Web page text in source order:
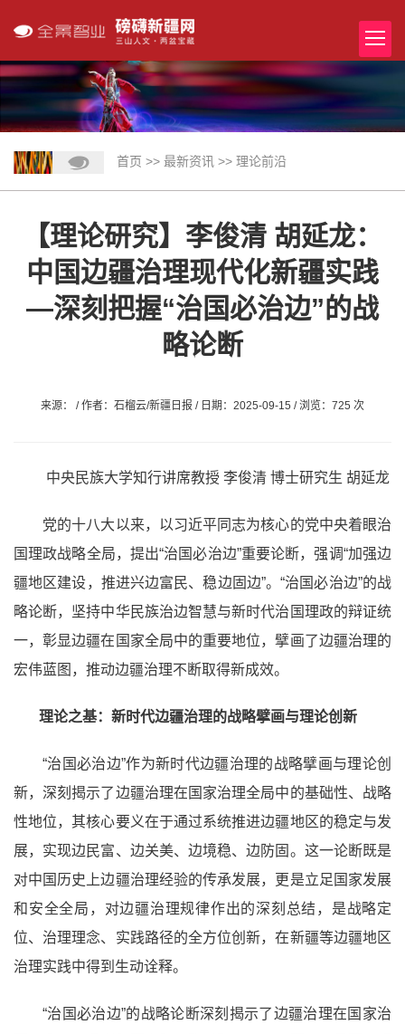
首页 >> 最新资讯 >> 理论前沿
【理论研究】李俊清 胡延龙：
中国边疆治理现代化新疆实践
—深刻把握“治国必治边”的战
略论断
来源： / 作者：石榴云/新疆日报 / 日期：2025-09-15 / 浏览：725 次
中央民族大学知行讲席教授 李俊清 博士研究生 胡延龙
党的十八大以来，以习近平同志为核心的党中央着眼治
国理政战略全局，提出“治国必治边”重要论断，强调“加强边
疆地区建设，推进兴边富民、稳边固边”。“治国必治边”的战
略论断，坚持中华民族治边智慧与新时代治国理政的辩证统
一，彰显边疆在国家全局中的重要地位，擘画了边疆治理的
宏伟蓝图，推动边疆治理不断取得新成效。
理论之基：新时代边疆治理的战略擘画与理论创新
“治国必治边”作为新时代边疆治理的战略擘画与理论创
新，深刻揭示了边疆治理在国家治理全局中的基础性、战略
性地位，其核心要义在于通过系统推进边疆地区的稳定与发
展，实现边民富、边关美、边境稳、边防固。这一论断既是
对中国历史上边疆治理经验的传承发展，更是立足国家发展
和安全全局，对边疆治理规律作出的深刻总结，是战略定
位、治理理念、实践路径的全方位创新，在新疆等边疆地区
治理实践中得到生动诠释。
“治国必治边”的战略论断深刻揭示了边疆治理在国家治